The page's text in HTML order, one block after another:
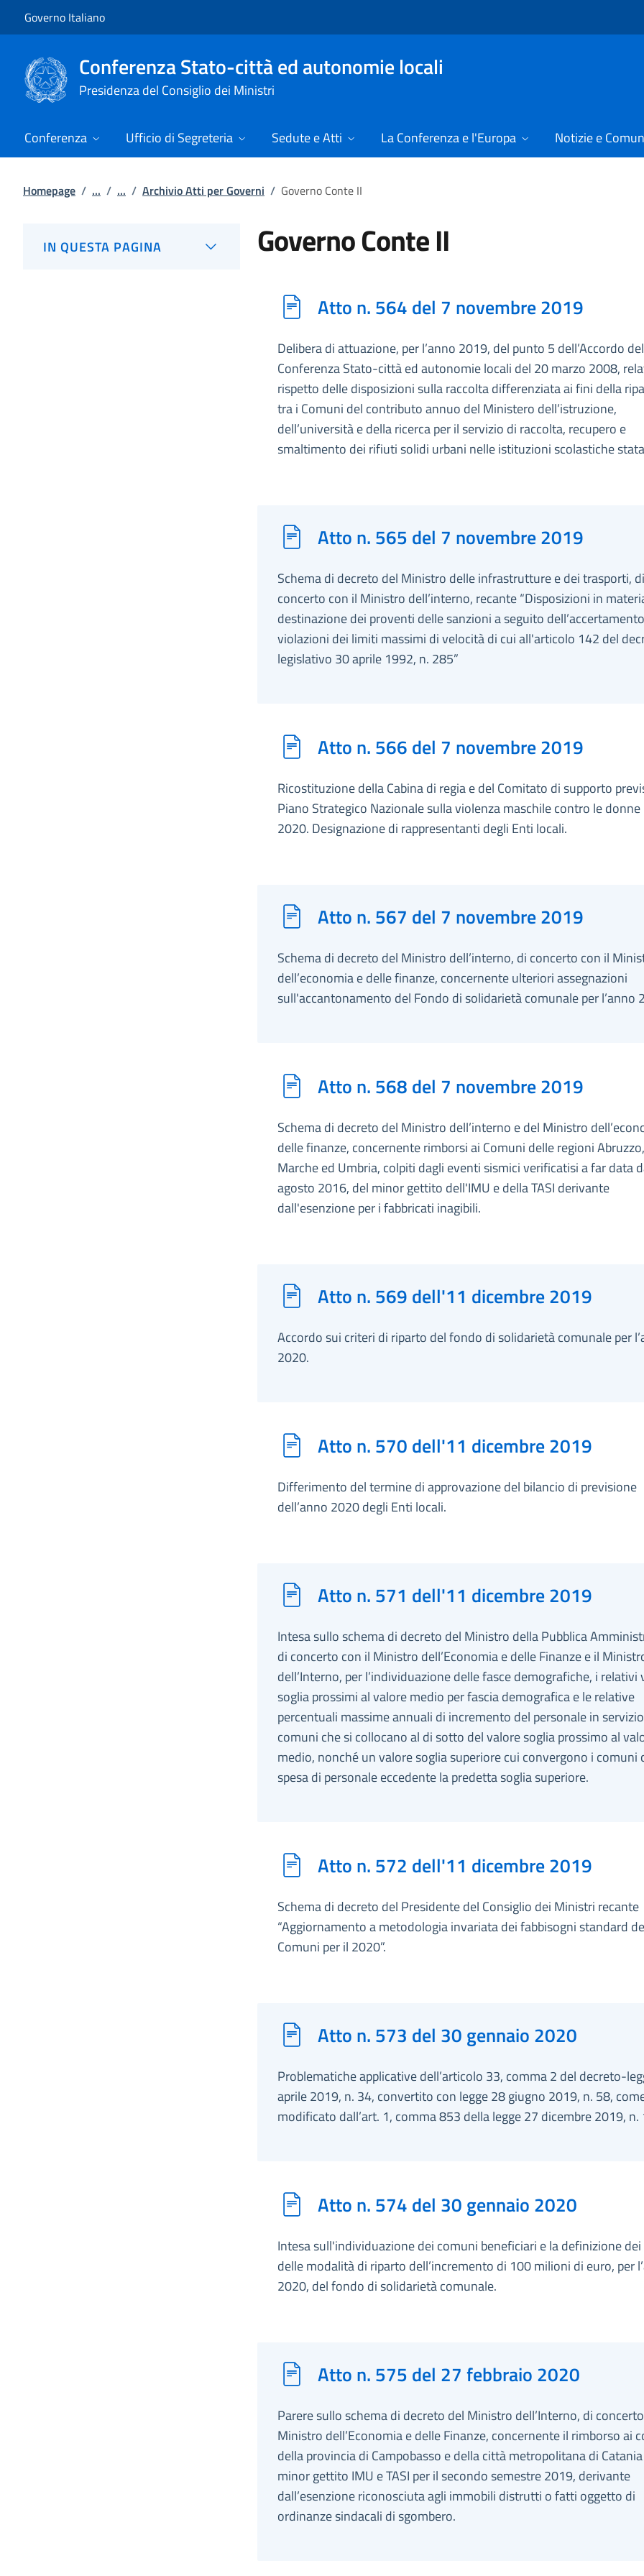
Governo Italiano
Conferenza Stato-città ed autonomie locali
Presidenza del Consiglio dei Ministri
Conferenza Ufficio di Segreteria Sedute e Atti La Conferenza e l'Europa Notizie e
Homepage / ... / ... / Archivio Atti per Governi / Governo Conte II
IN QUESTA PAGINA Governo Conte II
Atto n. 564 del 7 novembre 2019
Delibera di attuazione, per l’anno 2019, del punto 5 dell’Accordo
Conferenza Stato-città ed autonomie locali del 20 marzo 2008,
rispetto delle disposizioni sulla raccolta differenziata ai fini della
tra i Comuni del contributo annuo del Ministero dell’istruzione,
dell’università e della ricerca per il servizio di raccolta, recupero e
smaltimento dei rifiuti solidi urbani nelle istituzioni scolastiche
Atto n. 565 del 7 novembre 2019
Schema di decreto del Ministro delle infrastrutture e dei trasporti, di
concerto con il Ministro dell’interno, recante “Disposizioni in
destinazione dei proventi delle sanzioni a seguito
violazioni dei limiti massimi di velocità di cui all'articolo 142 del
legislativo 30 aprile 1992, n. 285”
Atto n. 566 del 7 novembre 2019
Ricostituzione della Cabina di regia e del Comitato di supporto
Piano Strategico Nazionale sulla violenza maschile contro le
2020. Designazione di rappresentanti degli Enti locali.
Atto n. 567 del 7 novembre 2019
Schema di decreto del Ministro dell’interno, di concerto con il
dell’economia e delle finanze, concernente ulteriori assegnazioni
sull'accantonamento del Fondo di solidarietà comunale per l’anno
Atto n. 568 del 7 novembre 2019
Schema di decreto del Ministro dell’interno e del Ministro
delle finanze, concernente rimborsi ai Comuni delle regioni
Marche ed Umbria, colpiti dagli eventi sismici verificatisi a far data
agosto 2016, del minor gettito dell'IMU e della TASI derivante
dall'esenzione per i fabbricati inagibili.
Atto n. 569 dell'11 dicembre 2019
Accordo sui criteri di riparto del fondo di solidarietà comunale per
2020.
Atto n. 570 dell'11 dicembre 2019
Differimento del termine di approvazione del bilancio di previsione
dell’anno 2020 degli Enti locali.
Atto n. 571 dell'11 dicembre 2019
Intesa sullo schema di decreto del Ministro della Pubblica
di concerto con il Ministro dell’Economia e delle Finanze e il
dell’Interno, per l’individuazione delle fasce demografiche, i relativi
soglia prossimi al valore medio per fascia demografica e le relative
percentuali massime annuali di incremento del personale in
comuni che si collocano al di sotto del valore soglia prossimo al
medio, nonché un valore soglia superiore cui convergono i comuni
spesa di personale eccedente la predetta soglia superiore.
Atto n. 572 dell'11 dicembre 2019
Schema di decreto del Presidente del Consiglio dei Ministri recante
“Aggiornamento a metodologia invariata dei fabbisogni standard
Comuni per il 2020”.
Atto n. 573 del 30 gennaio 2020
Problematiche applicative dell’articolo 33, comma 2 del decreto-
aprile 2019, n. 34, convertito con legge 28 giugno 2019, n. 58,
modificato dall’art. 1, comma 853 della legge 27 dicembre 2019, n.
Atto n. 574 del 30 gennaio 2020
Intesa sull'individuazione dei comuni beneficiari e la definizione
delle modalità di riparto dell’incremento di 100 milioni di euro, per
2020, del fondo di solidarietà comunale.
Atto n. 575 del 27 febbraio 2020
Parere sullo schema di decreto del Ministro dell’Interno, di
Ministro dell’Economia e delle Finanze, concernente il rimborso ai
della provincia di Campobasso e della città metropolitana di
minor gettito IMU e TASI per il secondo semestre 2019, derivante
dall’esenzione riconosciuta agli immobili distrutti o fatti oggetto di
ordinanze sindacali di sgombero.